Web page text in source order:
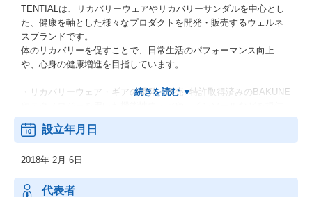
TENTIALは、リカバリーウェアやリカバリーサンダルを中心とし
た、健康を軸とした様々なプロダクトを開発・販売するウェルネ
スブランドです。
体のリカバリーを促すことで、日常生活のパフォーマンス向上
や、心身の健康増進を目指しています。
・リカバリーウェア・ギアの開発・販売: 特許取得済みのBAKUNE
休息時だけでなく、日常活動時にも着用することで、疲労の軽減
やパフォーマンス向上をサポートします。
レスやピローなどを提供
・ウェルネスサービスの提供: 専門家によるアドバイスや、オンラ
インコンテンツなどを通して、健康に関する情報を発信
設立年月日
2018年 2月 6日
代表者